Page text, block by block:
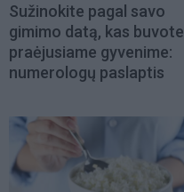
Sužinokite pagal savo
gimimo datą, kas buvote
praėjusiame gyvenime:
numerologų paslaptis